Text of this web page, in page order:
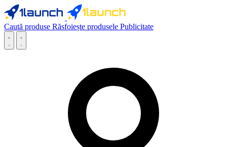
Caută produse Răsfoiește produsele Publicitate